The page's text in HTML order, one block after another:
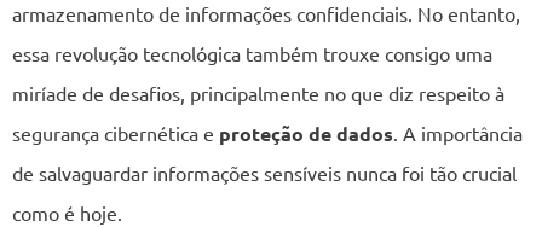
armazenamento de informações confidenciais. No entanto,
essa revolução tecnológica também trouxe consigo uma
miríade de desafios, principalmente no que diz respeito à
segurança cibernética e proteção de dados. A importância
de salvaguardar informações sensíveis nunca foi tão crucial
como é hoje.